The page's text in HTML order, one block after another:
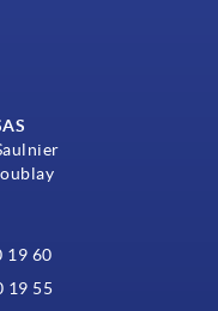
19 60
19 55